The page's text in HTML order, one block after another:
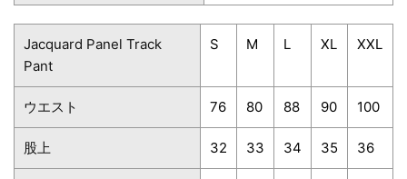
Jacquard Panel Track
Pant
S M L XL XXL
ウエスト 76 80 88 90 100
股上 32 33 34 35 36